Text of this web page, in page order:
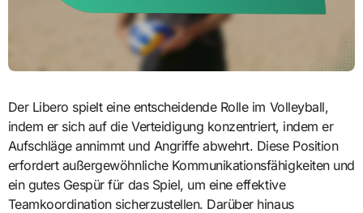
Der Libero spielt eine entscheidende Rolle im Volleyball,
indem er sich auf die Verteidigung konzentriert, indem er
Aufschläge annimmt und Angriffe abwehrt. Diese Position
erfordert außergewöhnliche Kommunikationsfähigkeiten und
ein gutes Gespür für das Spiel, um eine effektive
Teamkoordination sicherzustellen. Darüber hinaus